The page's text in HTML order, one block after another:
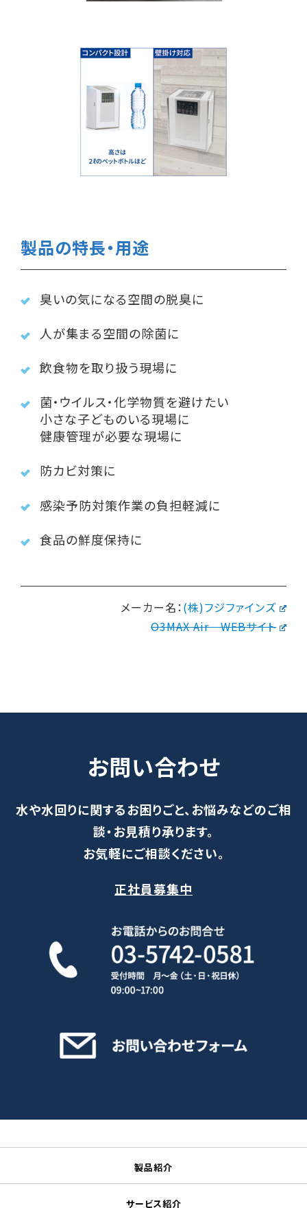
製品の特長・用途
臭いの気になる空間の脱臭に
人が集まる空間の除菌に
飲食物を取り扱う現場に
菌・ウイルス・化学物質を避けたい
小さな子どものいる現場に
健康管理が必要な現場に
防カビ対策に
感染予防対策作業の負担軽減に
食品の鮮度保持に
メーカー名：(株)フジファインズ
O3MAX Air WEBサイト
お問い合わせ
水や水回りに関するお困りごと、お悩みなどのご相
談・お見積り承ります。
お気軽にご相談ください。
正社員募集中
製品紹介
サービス紹介